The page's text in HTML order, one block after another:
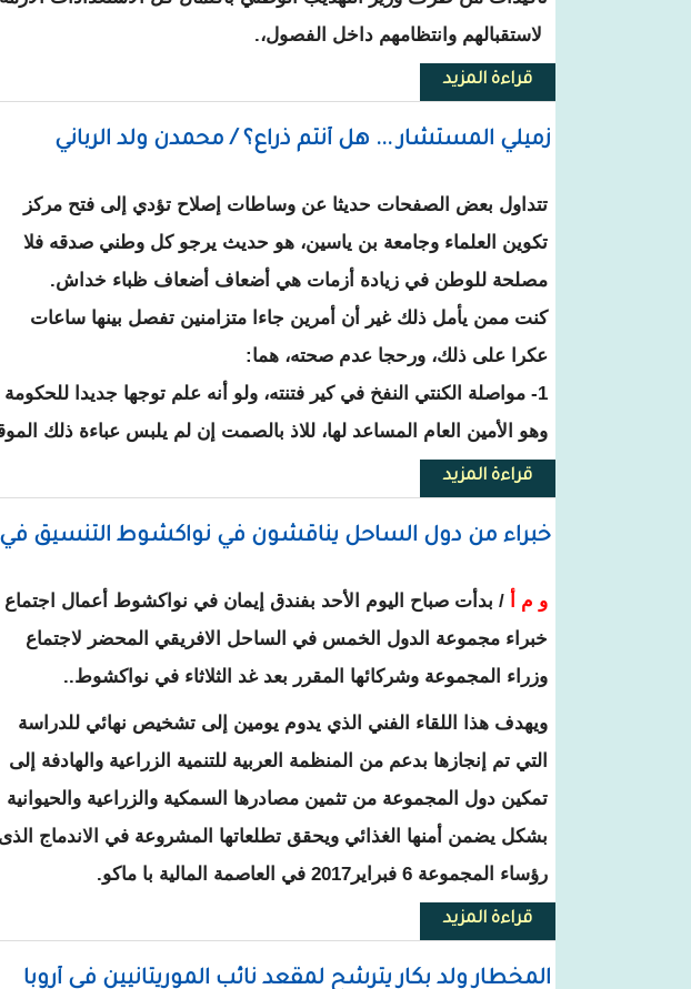
لاستقبالهم وانتظامهم داخل الفصول،.
قراءة المزيدحول موريتانيا : افتتاح العام الدراسي الجديد ينعش حركة
زميلي المستشار ... هل أنتم ذراع؟ / محمدن ولد الرباني
تتداول بعض الصفحات حديثا عن وساطات إصلاح تؤدي إلى فتح مركز
تكوين العلماء وجامعة بن ياسين، هو حديث يرجو كل وطني صدقه فلا
مصلحة للوطن في زيادة أزمات هي أضعاف أضعاف ظباء خداش.
كنت ممن يأمل ذلك غير أن أمرين جاءا متزامنين تفصل بينها ساعات
عكرا على ذلك، ورحجا عدم صحته، هما:
1- مواصلة الكنتي النفخ في كير فتنته، ولو أنه علم توجها جديدا للحكومة
وهو الأمين العام المساعد لها، للاذ بالصمت إن لم يلبس عباءة ذلك
قراءة المزيدحول زميلي المستشار ... هل أنتم ذراع؟ / محمدن ولد الرباني
خبراء من دول الساحل يناقشون في نواكشوط التنسيق في
و م أ
/ بدأت صباح اليوم الأحد بفندق إيمان في نواكشوط أعمال اجتماع
خبراء مجموعة الدول الخمس في الساحل الافريقي المحضر لاجتماع
وزراء المجموعة وشركائها المقرر بعد غد الثلاثاء في نواكشوط..
ويهدف هذا اللقاء الفني الذي يدوم يومين إلى تشخيص نهائي للدراسة
التي تم إنجازها بدعم من المنظمة العربية للتنمية الزراعية والهادفة إلى
تمكين دول المجموعة من تثمين مصادرها السمكية والزراعية والحيوانية
بشكل يضمن أمنها الغذائي ويحقق تطلعاتها المشروعة في الاندماج
رؤساء المجموعة 6 فبراير2017 في العاصمة المالية با ماكو.
قراءة المزيدحول خبراء من دول الساحل يناقشون في نواكشوط التنسيق
المخطار ولد بكار يترشح لمقعد نائب الموريتانيين في أروبا